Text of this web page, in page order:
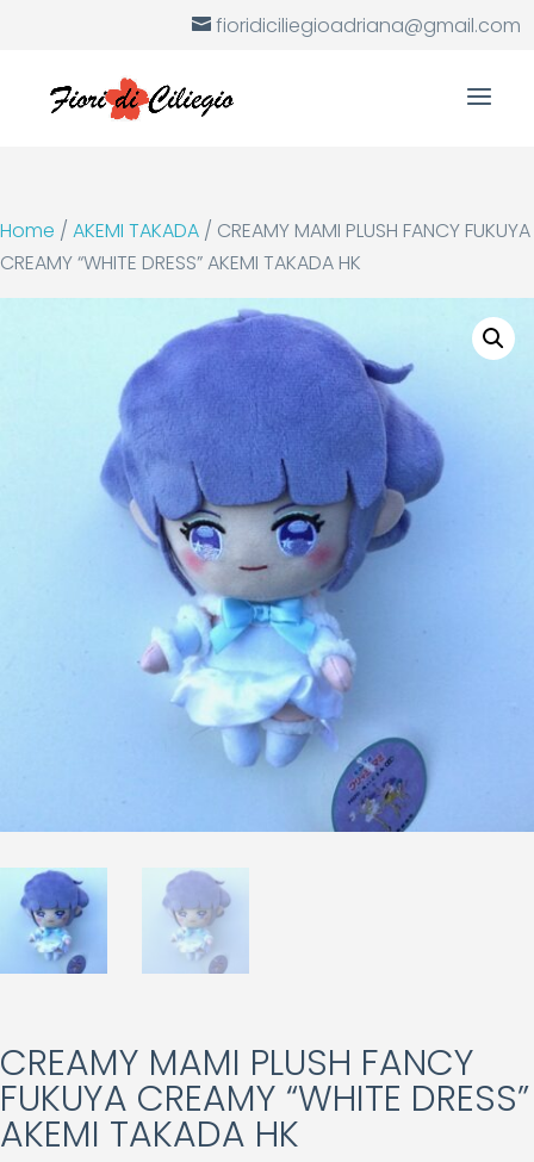
fioridiciliegioadriana@gmail.com
Home / AKEMI TAKADA / CREAMY MAMI PLUSH FANCY FUKUYA
CREAMY “WHITE DRESS” AKEMI TAKADA HK
CREAMY MAMI PLUSH FANCY
FUKUYA CREAMY “WHITE DRESS”
AKEMI TAKADA HK